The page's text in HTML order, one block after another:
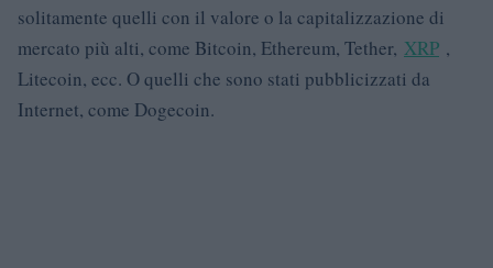
solitamente quelli con il valore o la capitalizzazione di
mercato più alti, come Bitcoin, Ethereum, Tether, XRP ,
Litecoin, ecc. O quelli che sono stati pubblicizzati da
Internet, come Dogecoin.